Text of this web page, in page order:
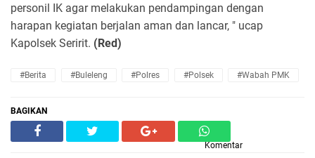
personil IK agar melakukan pendampingan dengan
harapan kegiatan berjalan aman dan lancar, " ucap
Kapolsek Seririt. (Red)
#Berita #Buleleng #Polres #Polsek #Wabah PMK
BAGIKAN
Komentar